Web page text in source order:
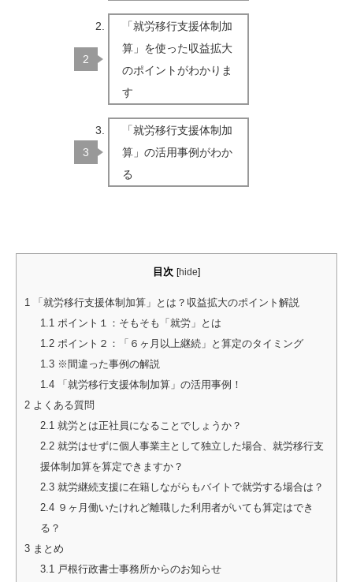
「就労移行支援体制加
算」を使った収益拡大
のポイントがわかりま
す
「就労移行支援体制加
算」の活用事例がわか
る
目次 [hide]
1
「就労移行支援体制加算」とは？収益拡大のポイント解説
1.1 ポイント１：そもそも「就労」とは
1.2ポイント２：「６ヶ月以上継続」と算定のタイミング
1.3※間違った事例の解説
1.4「就労移行支援体制加算」の活用事例！
2 よくある質問
2.1 就労とは正社員になることでしょうか？
2.2就労はせずに個人事業主として独立した場合、就労移行支
援体制加算を算定できますか？
2.3就労継続支援に在籍しながらもバイトで就労する場合は？
2.4９ヶ月働いたけれど離職した利用者がいても算定はでき
る？
3 まとめ
3.1 戸根行政書士事務所からのお知らせ